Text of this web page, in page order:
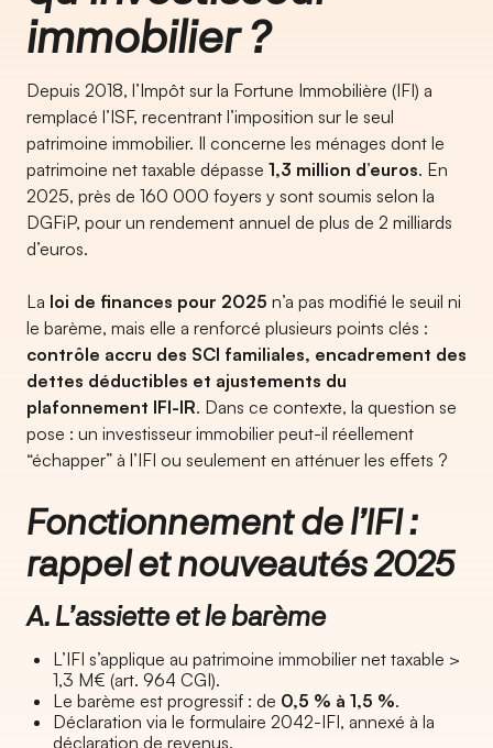
immobilier ?
Depuis 2018, l’Impôt sur la Fortune Immobilière (IFI) a
remplacé l’ISF, recentrant l’imposition sur le seul
patrimoine immobilier. Il concerne les ménages dont le
patrimoine net taxable dépasse 1,3 million d’euros. En
2025, près de 160 000 foyers y sont soumis selon la
DGFiP, pour un rendement annuel de plus de 2 milliards
d’euros.
La loi de finances pour 2025 n’a pas modifié le seuil ni
le barème, mais elle a renforcé plusieurs points clés :
contrôle accru des SCI familiales, encadrement des
dettes déductibles et ajustements du
plafonnement IFI-IR. Dans ce contexte, la question se
pose : un investisseur immobilier peut-il réellement
“échapper” à l’IFI ou seulement en atténuer les effets ?
Fonctionnement de l’IFI :
rappel et nouveautés 2025
A. L’assiette et le barème
L’IFI s’applique au patrimoine immobilier net taxable >
1,3 M€ (art. 964 CGI).
Le barème est progressif : de 0,5 % à 1,5 %.
Déclaration via le formulaire 2042-IFI, annexé à la
déclaration de revenus.